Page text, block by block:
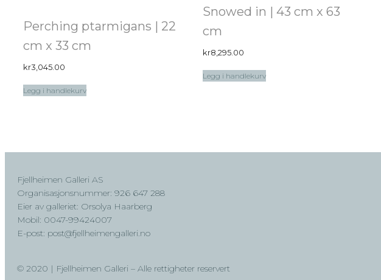
Perching ptarmigans | 22
cm x 33 cm
kr3,045.00
Legg i handlekurv
Snowed in | 43 cm x 63
cm
kr8,295.00
Legg i handlekurv
Fjellheimen Galleri AS
Organisasjonsnummer: 926 647 288
Eier av galleriet: Orsolya Haarberg
Mobil: 0047-99424007
E-post: post@fjellheimengalleri.no
© 2020 | Fjellheimen Galleri – Alle rettigheter reservert